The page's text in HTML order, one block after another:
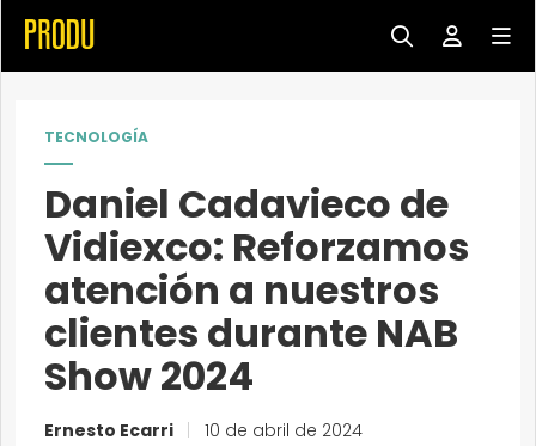
TECNOLOGÍA
Daniel Cadavieco de
Vidiexco: Reforzamos
atención a nuestros
clientes durante NAB
Show 2024
Ernesto Ecarri 10 de abril de 2024